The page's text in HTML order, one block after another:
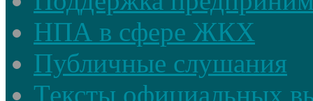
НПА в сфере ЖКХ
Публичные слушания
Тексты официальных